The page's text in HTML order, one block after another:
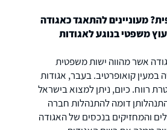
ואנרגיה.
מעוניינים להתאגד כאגודה
משפטי בנוגע לאגודות
אשר מהווה ישות משפטית
קואופרטיב. בעבר, אגודות
רווח. כיום, ניתן למצוא בישראל
דומה להתנהלות חברה
והמחזיקים בנכסים של האגודה